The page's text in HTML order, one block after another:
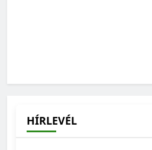
HÍRLEVÉL